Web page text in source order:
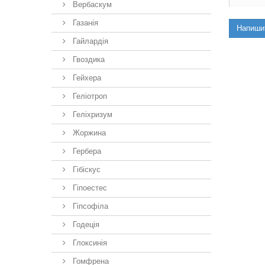
Вербаскум
Газанія
Гайлардія
Гвоздика
Гейхера
Геліотроп
Геліхризум
Жоржина
Гербера
Гібіскус
Гіпоестес
Гіпсофіла
Годеція
Глоксинія
Гомфрена